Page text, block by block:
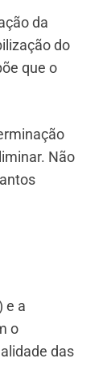
da
do
que o
Não
e a
o
das